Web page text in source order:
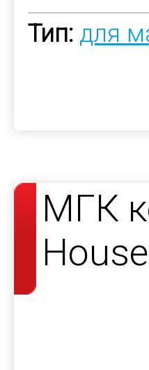
Тип: для
МГК
House